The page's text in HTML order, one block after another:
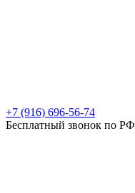
+7 (916) 696-56-74
Бесплатный звонок по РФ